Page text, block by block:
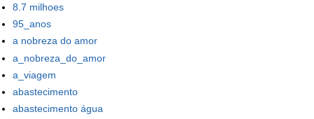
8.7 milhoes
95_anos
a nobreza do amor
a_nobreza_do_amor
a_viagem
abastecimento
abastecimento água